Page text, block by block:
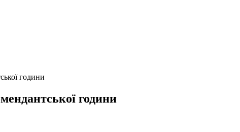
години
години